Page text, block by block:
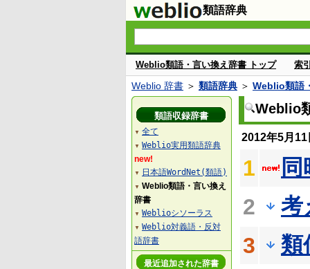
類語辞典
Weblio類語・言い換え辞書 トップ 索
Weblio 辞書 ＞ 類語辞典 ＞ Weblio類語
Weblio
2012年5月
1
2
考
3
類
類語収録辞書
▼ 全て
▼ Weblio実用類語辞典
new!
▼ 日本語WordNet(類語)
▼ Weblio類語・言い換え
辞書
▼ Weblioシソーラス
▼ Weblio対義語・反対
語辞書
最近追加された辞書